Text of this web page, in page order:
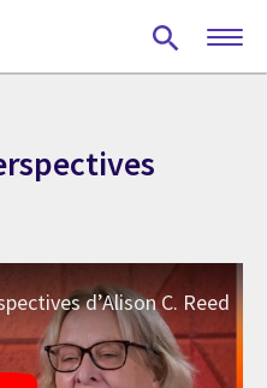
d’Alison C. Reed